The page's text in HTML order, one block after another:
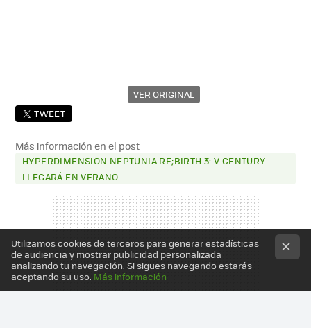
VER ORIGINAL
TWEET
Más información en el post
HYPERDIMENSION NEPTUNIA RE;BIRTH 3: V CENTURY
LLEGARÁ EN VERANO
Utilizamos cookies de terceros para generar estadísticas
de audiencia y mostrar publicidad personalizada
analizando tu navegación. Si sigues navegando estarás
aceptando su uso. Más información